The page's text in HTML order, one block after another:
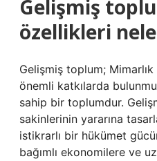
Gelişmiş
özellikleri
Gelişmiş toplum;
önemli katkılarda
sahip bir toplumdur.
sakinlerinin yararına
istikrarlı bir hükümet
bağımlı ekonomilere ve